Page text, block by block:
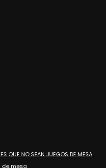
QUE NO SEAN JUEGOS DE MESA
de mesa